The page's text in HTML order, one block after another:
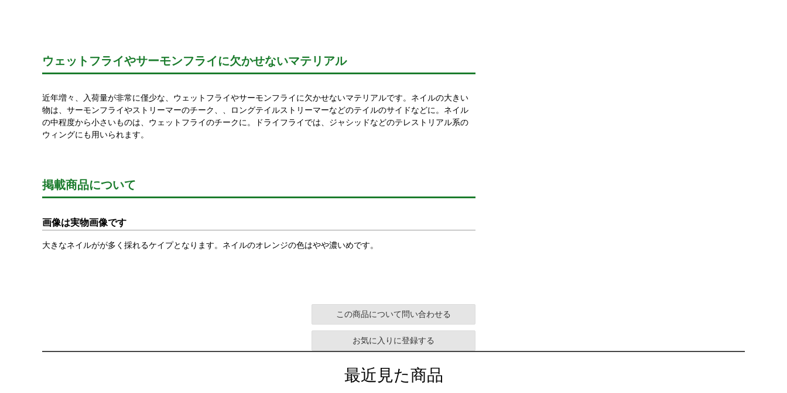
ウェットフライやサーモンフライに欠かせないマテリアル
近年増々、入荷量が非常に僅少な、ウェットフライやサーモンフライに欠かせないマテリアルです。ネイルの大きい
物は、サーモンフライやストリーマーのチーク、、ロングテイルストリーマーなどのテイルのサイドなどに。ネイル
の中程度から小さいものは、ウェットフライのチークに。ドライフライでは、ジャシッドなどのテレストリアル系の
ウィングにも用いられます。
掲載商品について
画像は実物画像です
大きなネイルがが多く採れるケイプとなります。ネイルのオレンジの色はやや濃いめです。
この商品について問い合わせる
お気に入りに登録する
最近見た商品